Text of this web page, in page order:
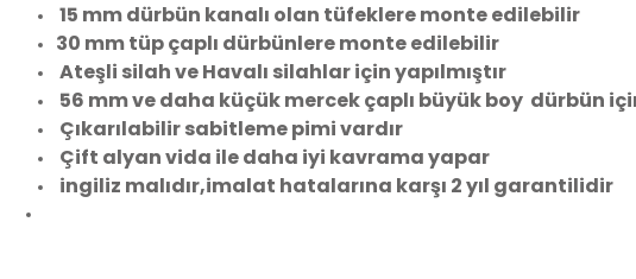
15 mm dürbün kanalı olan tüfeklere monte edilebilir
30 mm tüp çaplı dürbünlere monte edilebilir
Ateşli silah ve Havalı silahlar için yapılmıştır
56 mm ve daha küçükmercek çaplı büyük boy dürbün
Çıkarılabilir sabitleme pimi vardır
Çift alyan vida ile daha iyi kavrama yapar
ingiliz malıdır,imalat hatalarına karşı 2 yıl garantilidir